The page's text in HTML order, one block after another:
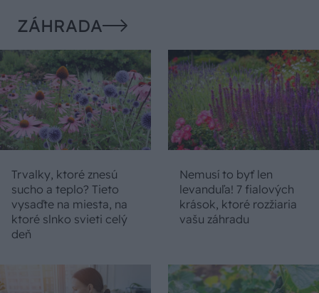
ZÁHRADA
Trvalky, ktoré znesú
sucho a teplo? Tieto
vysaďte na miesta, na
ktoré slnko svieti celý
deň
Nemusí to byť len
levanduľa! 7 fialových
krások, ktoré rozžiaria
vašu záhradu